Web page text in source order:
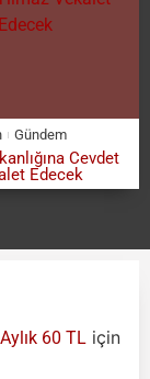
Gündem
Cevdet
Edecek
60 TL için